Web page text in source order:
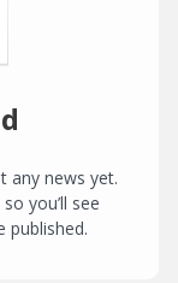
any news yet.
you’ll see
published.